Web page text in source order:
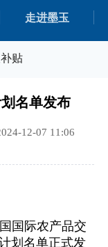
走进墨玉
贴
名单发布
12-07 11:06
国际农产品交
划名单正式发